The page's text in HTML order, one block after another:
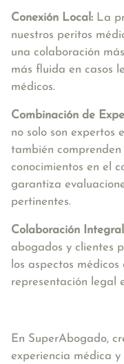
Conexión Local: La
nuestros peritos
una colaboración
más fluida en casos
médicos.
Combinación de
no solo son expertos
también
conocimientos en el
garantiza
pertinentes.
Colaboración
abogados y clientes
los aspectos
representación legal
En SuperAbogado,
experiencia médica